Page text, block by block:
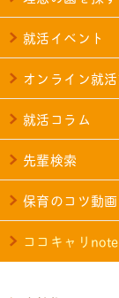
就活イベント
オンライン就
就活コラム
先輩検索
保育のコツ動画
ココキャリ